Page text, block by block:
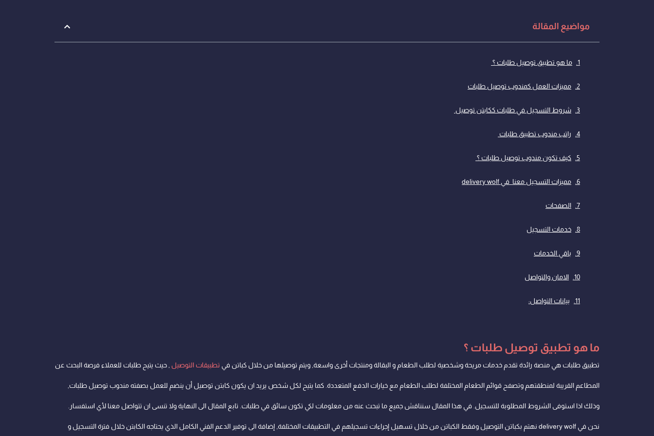
مواضيع المقالة
ما هو تطبيق توصيل طلبات ؟
مميزات العمل كمندوب توصيل طلبات
شروط التسجيل في طلبات ككابتن توصيل
راتب مندوب تطبيق طلبات
كيف تكون مندوب توصيل طلبات ؟
مميزات التسجيل معنا في delivery wolf
الصفحات
خدمات التسجيل
باقي الخدمات
الامان والتواصل
بيانات التواصل:
ما هو تطبيق توصيل طلبات ؟
تطبيق طلبات هي منصة رائدة تقدم خدمات مريحة وشخصية لطلب الطعام و البقالة ومنتجات أخرى واسعة, ويتم توصيلها من خلال كباتن في تطبيقات التوصيل , حيث يتيح طلبات للعملاء فرصة البحث عن
المطاعم القريبة لمنطقتهم وتصفح قوائم الطعام المختلفة لطلب الطعام مع خيارات الدفع المتعددة. كما يتيح لكل شخص يريد ان يكون كابتن توصيل أن ينضم للعمل بصفته مندوب توصيل طلبات,
وذلك اذا استوفى الشروط المطلوبة للتسجيل. في هذا المقال سنناقش جميع ما تبحث عنه من معلومات لكي تكون سائق في طلبات. تابع المقال الى النهاية ولا تنسى ان تتواصل معنا لأي استفسار.
نحن في delivery wolf نهتم بكباتن التوصيل وفقط الكباتن من خلال تسهيل إجراءات تسجيلهم في التطبيقات المختلفة, إضافة الى توفير الدعم الفني الكامل الذي يحتاجه الكابتن خلال فترة التسجيل و